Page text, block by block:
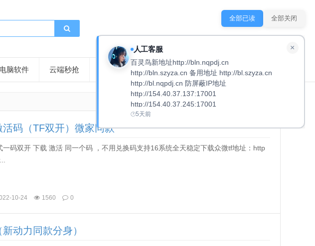
电脑软件 云端秒抢 其他产品 免费软件 QQ
码（TF双开）微家同款
码双开 下载 激活 同一个码 ，不用兑换码支持16系统全天稳定下载众微tf地址：http
10-24 1560 0
动力同款分身）
全部已读 全部关闭
人工客服
百灵鸟新地址http://bln.nqpdj.cn
http://bln.szyza.cn 备用地址 http://bl.szyza.cn
http://bl.nqpdj.cn 防屏蔽IP地址
http://154.40.37.137:17001
http://154.40.37.245:17001
5天前
×